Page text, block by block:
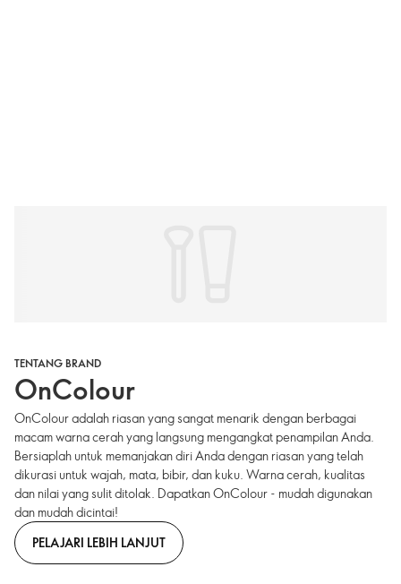
TENTANG BRAND
OnColour
OnColour adalah riasan yang sangat menarik dengan berbagai
macam warna cerah yang langsung mengangkat penampilan Anda.
Bersiaplah untuk memanjakan diri Anda dengan riasan yang telah
dikurasi untuk wajah, mata, bibir, dan kuku. Warna cerah, kualitas
dan nilai yang sulit ditolak. Dapatkan OnColour - mudah digunakan
dan mudah dicintai!
PELAJARI LEBIH LANJUT